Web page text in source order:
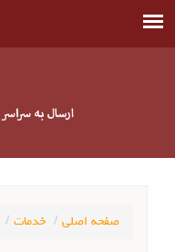
صفحه اصلی خدمات